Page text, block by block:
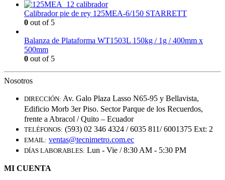
Calibrador pie de rey 125MEA-6/150 STARRETT
0 out of 5
Balanza de Plataforma WT1503L 150kg / 1g / 400mm x
500mm
0 out of 5
Nosotros
DIRECCIÓN: Av. Galo Plaza Lasso N65-95 y Bellavista,
Edificio Morb 3er Piso. Sector Parque de los Recuerdos,
frente a Abracol / Quito – Ecuador
TELÉFONOS: (593) 02 346 4324 / 6035 811/ 6001375 Ext: 2
EMAIL: ventas@tecnimetro.com.ec
DÍAS LABORABLES: Lun - Vie / 8:30 AM - 5:30 PM
MI CUENTA